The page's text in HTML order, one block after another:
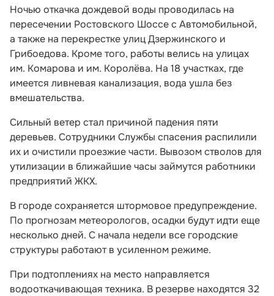
Ночью откачка дождевой воды проводилась на
пересечении Ростовского Шоссе с Автомобильной,
а также на перекрестке улиц Дзержинского и
Грибоедова. Кроме того, работы велись на улицах
им. Комарова и им. Королёва. На 18 участках, где
имеется ливневая канализация, вода ушла без
вмешательства.
Сильный ветер стал причиной падения пяти
деревьев. Сотрудники Службы спасения распилили
их и очистили проезжие части. Вывозом стволов для
утилизации в ближайшие часы займутся работники
предприятий ЖКХ.
В городе сохраняется штормовое предупреждение.
По прогнозам метеорологов, осадки будут идти еще
несколько дней. С начала недели все городские
структуры работают в усиленном режиме.
При подтоплениях на место направляется
водооткачивающая техника. В резерве находятся 32